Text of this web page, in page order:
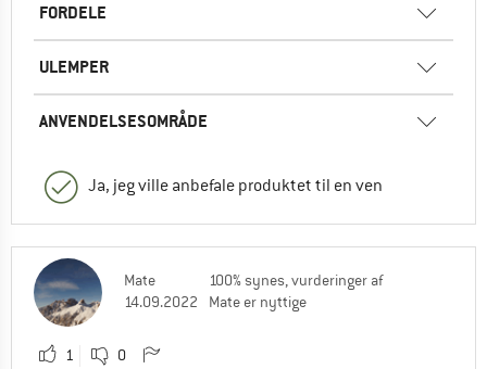
FORDELE
ULEMPER
ANVENDELSESOMRÅDE
Ja, jeg ville anbefale produktet til en ven
Mate
14.09.2022
100% synes, vurderinger af
Mate er nyttige
1 0